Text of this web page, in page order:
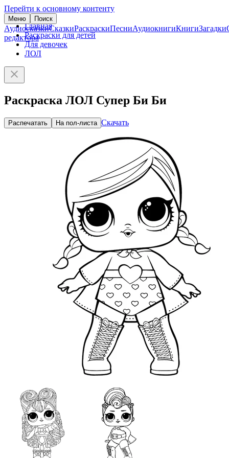
Перейти к основному контенту
Меню Поиск
АудиосказкиСказкиРаскраскиПесниАудиокнигиКнигиЗагадки
редактора
Главная
Раскраски для детей
Для девочек
ЛОЛ
Раскраска ЛОЛ Супер Би Би
Распечатать На пол-листа Скачать